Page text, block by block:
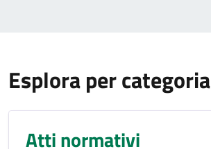
Esplora per categoria
Atti normativi